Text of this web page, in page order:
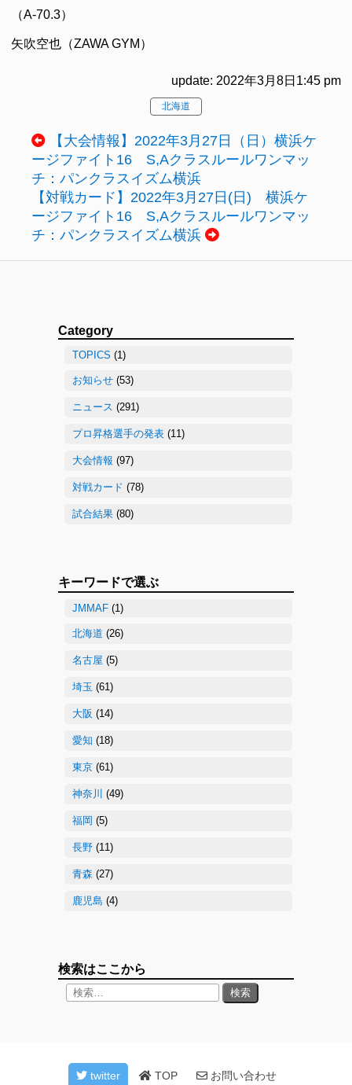
（A-70.3）
矢吹空也（ZAWA GYM）
update: 2022年3月8日1:45 pm
北海道
【大会情報】2022年3月27日（日）横浜ケ
ージファイト16 S,Aクラスルールワンマッ
チ：パンクラスイズム横浜
【対戦カード】2022年3月27日(日) 横浜ケ
ージファイト16 S,Aクラスルールワンマッ
チ：パンクラスイズム横浜
Category
TOPICS (1)
お知らせ (53)
ニュース (291)
プロ昇格選手の発表 (11)
大会情報 (97)
対戦カード (78)
試合結果 (80)
キーワードで選ぶ
JMMAF (1)
北海道 (26)
名古屋 (5)
埼玉 (61)
大阪 (14)
愛知 (18)
東京 (61)
神奈川 (49)
福岡 (5)
長野 (11)
青森 (27)
鹿児島 (4)
検索はここから
twitter TOP お問い合わせ